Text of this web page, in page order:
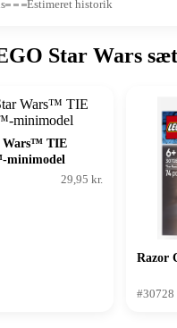
Estimeret historik
Star Wars sæt
Wars™ TIE
minimodel
29,95 kr.
Razor
#30728